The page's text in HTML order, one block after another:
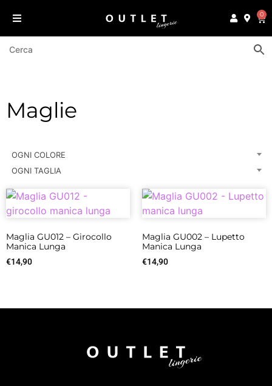
0
Maglie
OGNI COLORE
OGNI TAGLIA
Maglia GU012 – Girocollo
Manica Lunga
€14,90
Maglia GU002 – Lupetto
Manica Lunga
€14,90